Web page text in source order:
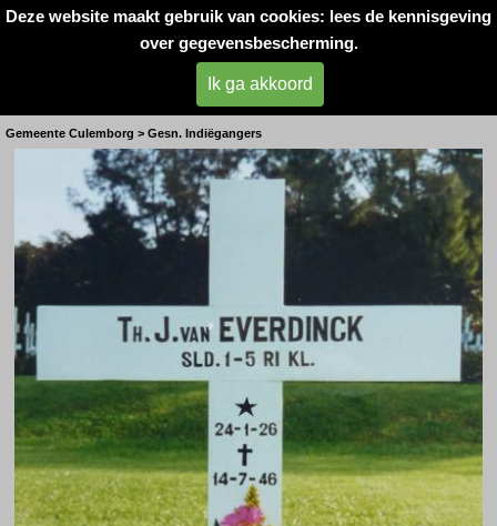
Deze website maakt gebruik van cookies: lees de kennisgeving
over gegevensbescherming.
Ik ga akkoord
Oorlogsslachtoffers
West- Betuwe
Gemeente Culemborg > Gesn. Indiëgangers